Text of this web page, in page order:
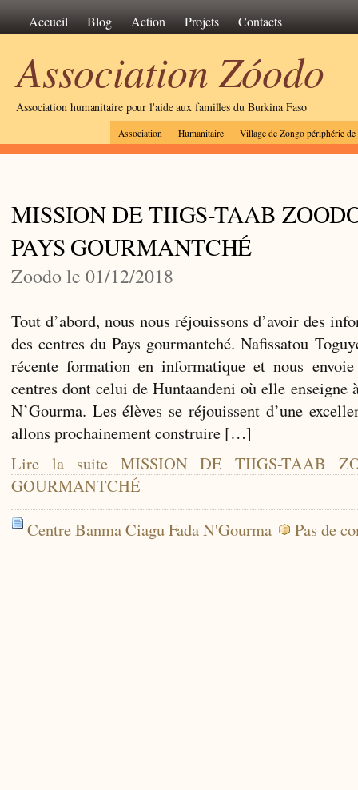
Accueil Blog Action Projets Contacts
Association Zóodo
Association humanitaire pour l'aide aux familles du Burkina Faso
Association Humanitaire Village de Zongo périphérie de
MISSION DE TIIGS-TAAB
PAYS GOURMANTCHÉ
Zoodo le 01/12/2018
Tout d’abord, nous nous réjouissons d’avoir des
des centres du Pays gourmantché. Nafissatou
récente formation en informatique et nous
centres dont celui de Huntaandeni où elle enseigne
N’Gourma. Les élèves se réjouissent d’une
allons prochainement construire […]
Lire la suite MISSION DE TIIGS-TAAB
GOURMANTCHÉ
Centre Banma Ciagu Fada N'Gourma
Pas de